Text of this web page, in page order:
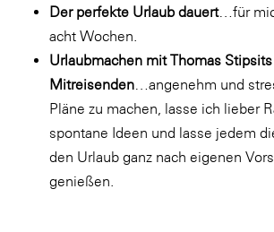
Der perfekte Urlaub dauert…für
acht Wochen.
Urlaubmachen mit Thomas
Mitreisenden …angenehm und
Pläne zu machen, lasse ich lieber
spontane Ideen und lasse jedem
den Urlaub ganz nach eigenen
genießen.